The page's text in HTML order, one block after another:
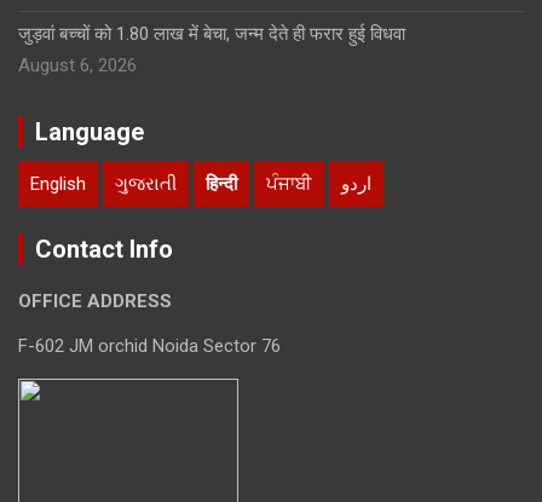
जुड़वां बच्चों को 1.80 लाख में बेचा, जन्म देते ही फरार हुई विधवा
August 6, 2026
Language
English ગુજરાતી हिन्दी ਪੰਜਾਬੀ اردو
Contact Info
OFFICE ADDRESS
F-602 JM orchid Noida Sector 76